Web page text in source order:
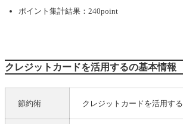
ポイント集計結果：240point
クレジットカードを活用するの基本情報
節約術 クレジットカードを活用する